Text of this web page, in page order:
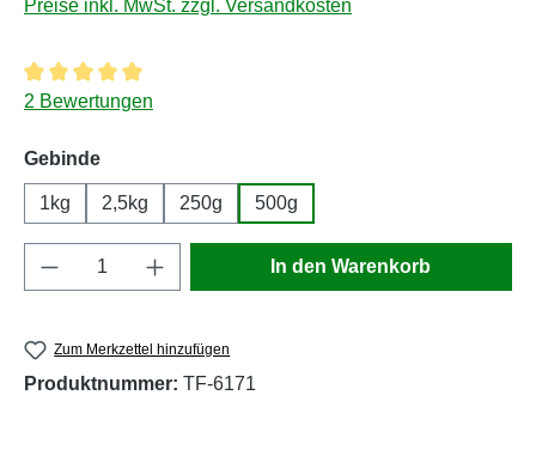
Preise inkl. MwSt. zzgl. Versandkosten
Durchschnittliche Bewertung von 5 von 5 Sternen
2 Bewertungen
Gebindeauswählen
1kg 2,5kg 250g 500g
Produkt Anzahl: Gib den gewünschten
In den Warenkorb
Zum Merkzettel hinzufügen
Produktnummer: TF-6171